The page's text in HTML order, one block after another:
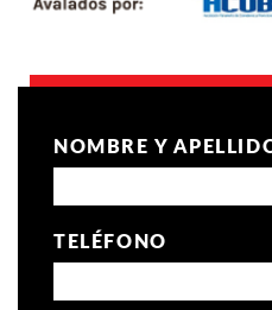
NOMBRE Y
TELÉFONO